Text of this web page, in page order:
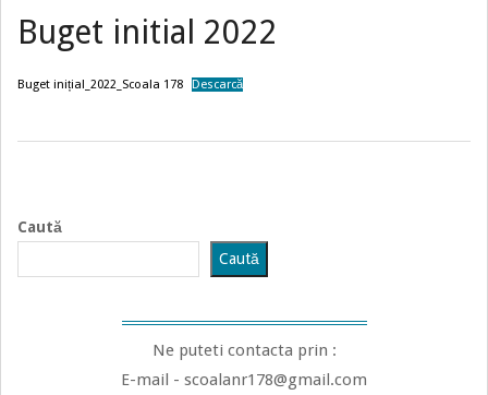
Buget initial 2022
Buget inițial_2022_Scoala 178 Descarcă
Caută
Caută
Ne puteti contacta prin :
E-mail - scoalanr178@gmail.com